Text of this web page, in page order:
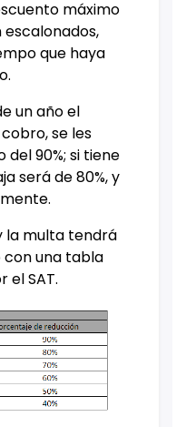
máximo
escalonados,
que haya
un año el
se les
90%; si tiene
será de 80%, y
la multa tendrá
con una tabla
el SAT.